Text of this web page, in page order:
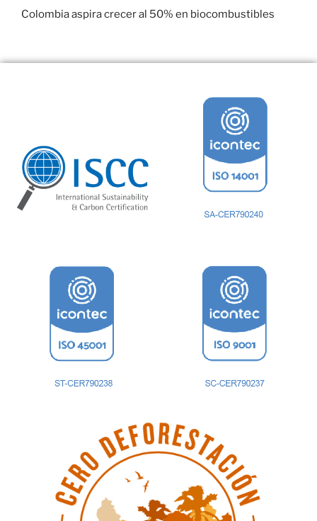
Colombia aspira crecer al 50% en biocombustibles